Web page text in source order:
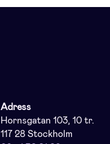
Adress
Hornsgatan 103, 10 tr.
117 28 Stockholm